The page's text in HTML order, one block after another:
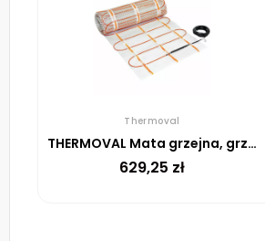
Thermoval
THERMOVAL Mata grzejna, grzewcza, elektryczna pod płytki TV TO 50 170 W/m² – 5m²
629,25 zł